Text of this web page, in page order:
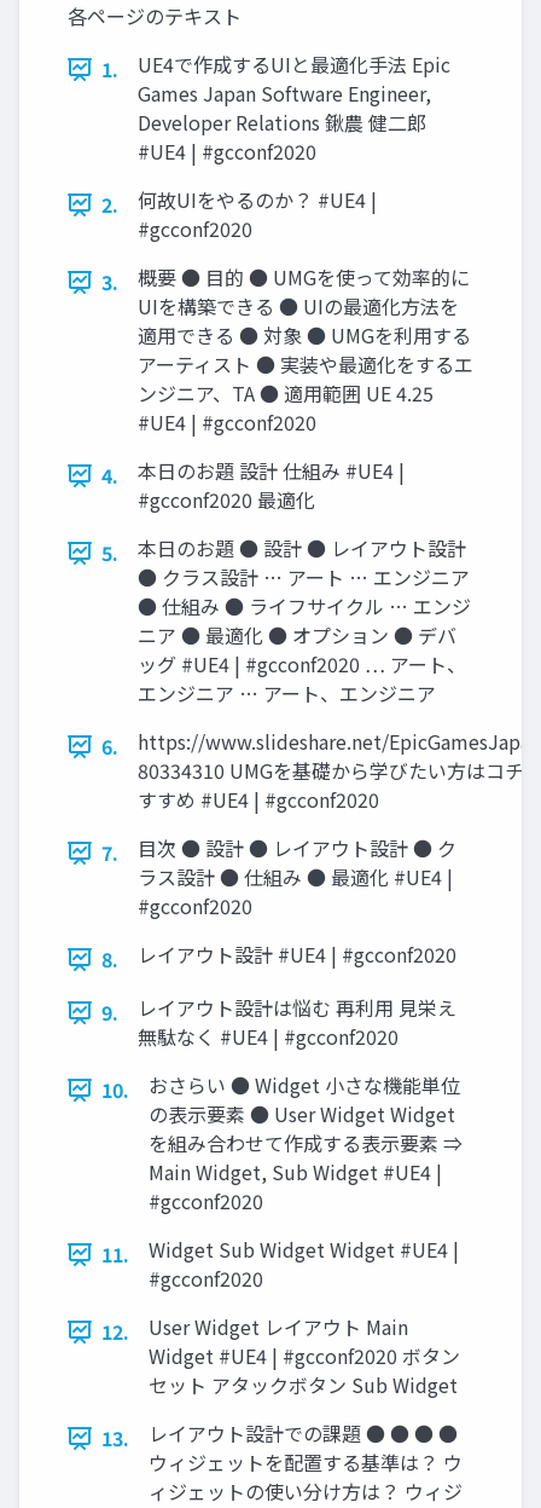
各ページのテキスト
1.
UE4で作成するUIと最適化手法 Epic
Games Japan Software Engineer,
Developer Relations 鍬農 健二郎
#UE4 | #gcconf2020
2.
何故UIをやるのか？ #UE4 |
#gcconf2020
3.
概要 ● 目的 ● UMGを使って効率的に
UIを構築できる ● UIの最適化方法を
適用できる ● 対象 ● UMGを利用する
アーティスト ● 実装や最適化をするエ
ンジニア、TA ● 適用範囲 UE 4.25
#UE4 | #gcconf2020
4.
本日のお題 設計 仕組み #UE4 |
#gcconf2020 最適化
5.
本日のお題 ● 設計 ● レイアウト設計
● クラス設計 … アート … エンジニア
● 仕組み ● ライフサイクル … エンジ
ニア ● 最適化 ● オプション ● デバ
ッグ #UE4 | #gcconf2020 … アート、
エンジニア … アート、エンジニア
6.
https://www.slideshare.net/
80334310 UMGを基礎から学びたい方はコチ
すすめ #UE4 | #gcconf2020
7.
目次 ● 設計 ● レイアウト設計 ● ク
ラス設計 ● 仕組み ● 最適化 #UE4 |
#gcconf2020
8.
レイアウト設計 #UE4 | #gcconf2020
9.
レイアウト設計は悩む 再利用 見栄え
無駄なく #UE4 | #gcconf2020
10.
おさらい ● Widget 小さな機能単位
の表示要素 ● User Widget Widget
を組み合わせて作成する表示要素 ⇒
Main Widget, Sub Widget #UE4 |
#gcconf2020
11.
Widget Sub Widget Widget #UE4 |
#gcconf2020
12.
User Widget レイアウト Main
Widget #UE4 | #gcconf2020 ボタン
セット アタックボタン Sub Widget
13.
レイアウト設計での課題 ● ● ● ●
ウィジェットを配置する基準は？ ウ
ィジェットの使い分け方は？ ウィジ